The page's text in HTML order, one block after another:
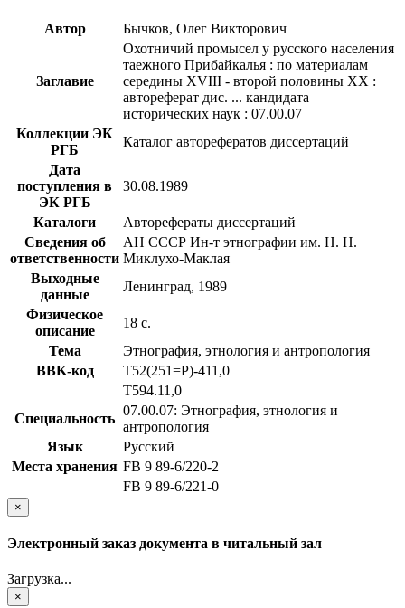
Автор Бычков, Олег Викторович
Заглавие
Охотничий промысел у русского населения
таежного Прибайкалья : по материалам
середины XVIII - второй половины XX :
автореферат дис. ... кандидата
исторических наук : 07.00.07
Коллекции ЭК
РГБ
Каталог авторефератов диссертаций
Дата
поступления в
ЭК РГБ
30.08.1989
Каталоги
Авторефераты диссертаций
Сведения об
ответственности
АН СССР Ин-т этнографии им. Н. Н.
Миклухо-Маклая
Выходные
данные
Ленинград, 1989
Физическое
описание
18 с.
Тема
Этнография, этнология и антропология
BBK-код
Т52(251=Р)-411,0
Т594.11,0
Специальность
07.00.07: Этнография, этнология и
антропология
Язык
Русский
Места хранения FB 9 89-6/220-2
FB 9 89-6/221-0
×
Электронный заказ документа в читальный зал
Загрузка...
×